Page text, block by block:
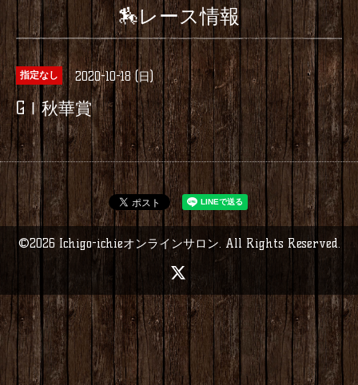
🏇レース情報
指定なし 2020-10-18 (日)
GⅠ秋華賞
©2026 Ichigo-ichieオンラインサロン . All Rights Reserved.